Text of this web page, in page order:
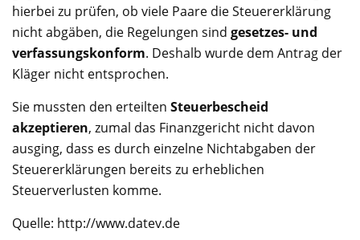
hierbei zu prüfen, ob viele Paare die Steuererklärung
nicht abgäben, die Regelungen sind gesetzes- und
verfassungskonform. Deshalb wurde dem Antrag der
Kläger nicht entsprochen.
Sie mussten den erteilten Steuerbescheid
akzeptieren, zumal das Finanzgericht nicht davon
ausging, dass es durch einzelne Nichtabgaben der
Steuererklärungen bereits zu erheblichen
Steuerverlusten komme.
Quelle: http://www.datev.de